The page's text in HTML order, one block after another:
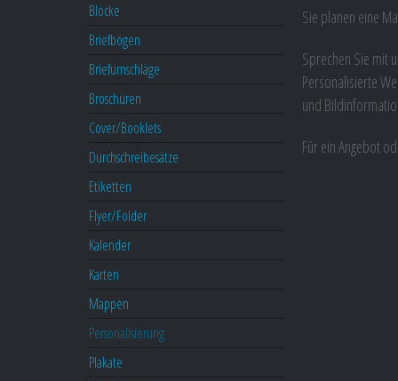
Sie planen eine
Sprechen Sie mit
Personalisierte
und
Für ein Angebot
Blöcke
Briefbögen
Briefumschläge
Broschüren
Cover/Booklets
Durchschreibesätze
Etiketten
Flyer/Folder
Kalender
Karten
Mappen
Personalisierung
Plakate